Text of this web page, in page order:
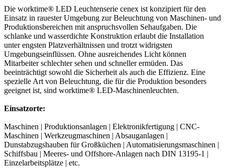
Die worktime® LED Leuchtenserie cenex ist konzipiert für den
Einsatz in rauester Umgebung zur Beleuchtung von Maschinen- und
Produktionsbereichen mit anspruchsvollen Sehaufgaben. Die
schlanke und wasserdichte Konstruktion erlaubt die Installation
unter engsten Platzverhältnissen und trotzt widrigsten
Umgebungseinflüssen. Ohne ausreichendes Licht können
Mitarbeiter schlechter sehen und schneller ermüden. Das
beeinträchtigt sowohl die Sicherheit als auch die Effizienz. Eine
spezielle Art von Beleuchtung, die für die Produktion besonders
geeignet ist, sind worktime® LED-Maschinenleuchten.
Einsatzorte:
Maschinen | Produktionsanlagen | Elektronikfertigung | CNC-
Maschinen | Werkzeugmaschinen | Absauganlagen |
Dunstabzugshauben für Großküchen | Automatisierungsmaschinen |
Schiffsbau | Meeres- und Offshore-Anlagen nach DIN 13195-1 |
Einzelarbeitsplätze | etc.